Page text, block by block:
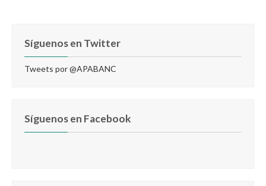
Síguenos en Twitter
Tweets por @APABANC
Síguenos en Facebook